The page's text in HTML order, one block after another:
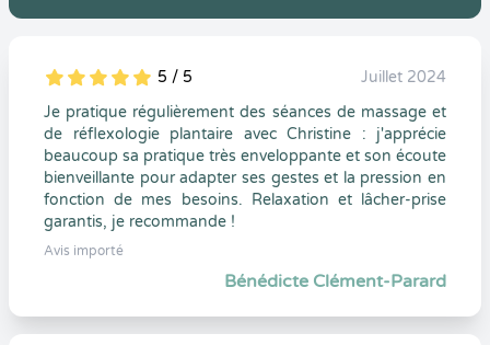
5
1
5
0 5 / 5
Juillet 2024
Je pratique régulièrement des séances de massage et
de réflexologie plantaire avec Christine : j'apprécie
beaucoup sa pratique très enveloppante et son écoute
bienveillante pour adapter ses gestes et la pression en
fonction de mes besoins. Relaxation et lâcher-prise
garantis, je recommande !
Avis importé
Bénédicte Clément-Parard